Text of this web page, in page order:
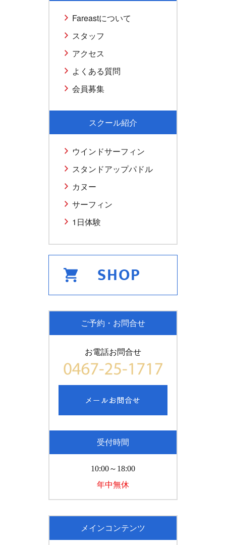
Fareastについて
スタッフ
アクセス
よくある質問
会員募集
スクール紹介
ウインドサーフィン
スタンドアップパドル
カヌー
サーフィン
1日体験
ご予約・お問合せ
お電話お問合せ
受付時間
10:00～18:00
年中無休
メインコンテンツ